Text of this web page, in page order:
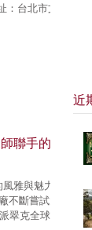
台北市文山
聯手的風
不斷嘗試大
翠克全球限
近